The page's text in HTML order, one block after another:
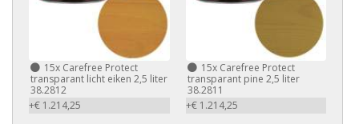
15x Carefree Protect
transparant licht eiken 2,5 liter
38.2812
+€ 1.214,25
15xCarefree Protect
transparant pine 2,5 liter
38.2811
+€ 1.214,25